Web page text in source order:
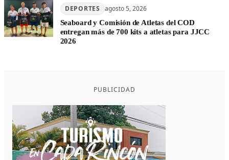
DEPORTES agosto 5, 2026
Seaboard y Comisión de Atletas del COD
entregan más de 700 kits a atletas para JJCC
2026
PUBLICIDAD